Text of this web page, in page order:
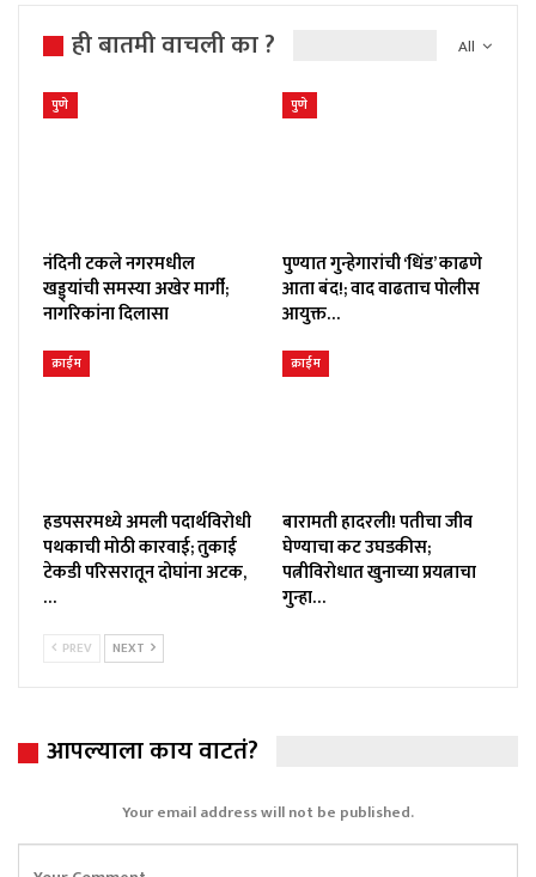
All
ही बातमी वाचली का ?
पुणे
नंदिनी टकले नगरमधील
खड्ड्यांची समस्या अखेर मार्गी;
नागरिकांना दिलासा
पुणे
पुण्यात गुन्हेगारांची ‘धिंड’ काढणे
आता बंद!; वाद वाढताच पोलीस
आयुक्त…
क्राईम
हडपसरमध्ये अमली पदार्थविरोधी
पथकाची मोठी कारवाई; तुकाई
टेकडी परिसरातून दोघांना अटक,
…
क्राईम
बारामती हादरली! पतीचा जीव
घेण्याचा कट उघडकीस;
पत्नीविरोधात खुनाच्या प्रयत्नाचा
गुन्हा…
PREV NEXT
आपल्याला काय वाटतं?
Your email address will not be published.